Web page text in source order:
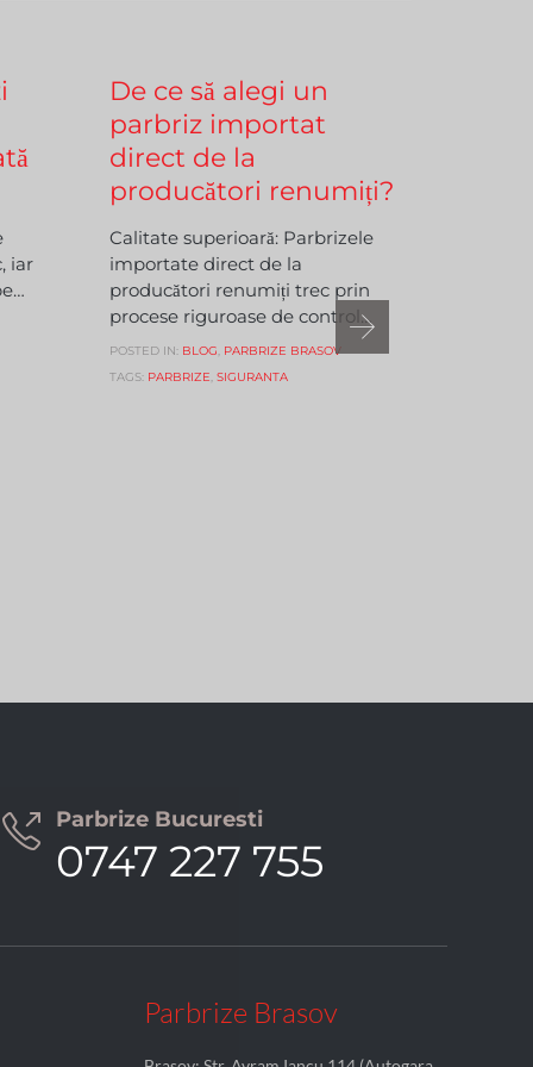
iar
MAI 25, 2023 0Comments
De ce să alegi un
parbriz importat
direct de la
producători renumiți?
Calitate superioară: Parbrizele
importate direct de la
producători renumiți trec prin
procese riguroase de control…
POSTED IN: BLOG, PARBRIZE BRASOV
TAGS: PARBRIZE, SIGURANTA
 Parbrize Bucuresti
0747 227 755
Parbrize Brasov